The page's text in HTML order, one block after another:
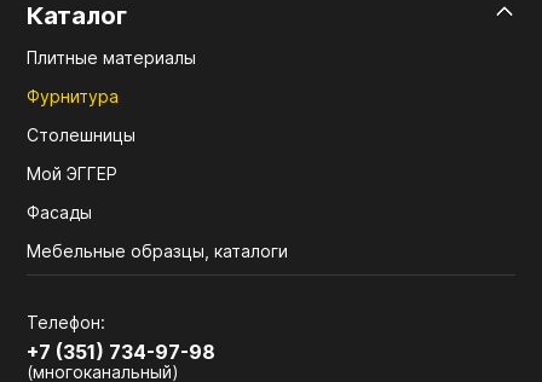
Каталог
Плитные материалы
Фурнитура
Столешницы
Мой ЭГГЕР
Фасады
Мебельные образцы, каталоги
Телефон:
+7 (351) 734-97-98
(многоканальный)